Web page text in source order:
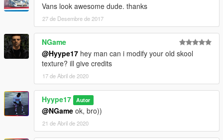
Vans look awesome dude. thanks
27 de Desembre de 2017
NGame
@Hyype17 hey man can i modify your old skool
texture? ill give credits
17 de Abril de 2020
Hyype17 Autor
@NGame ok, bro))
21 de Abril de 2020